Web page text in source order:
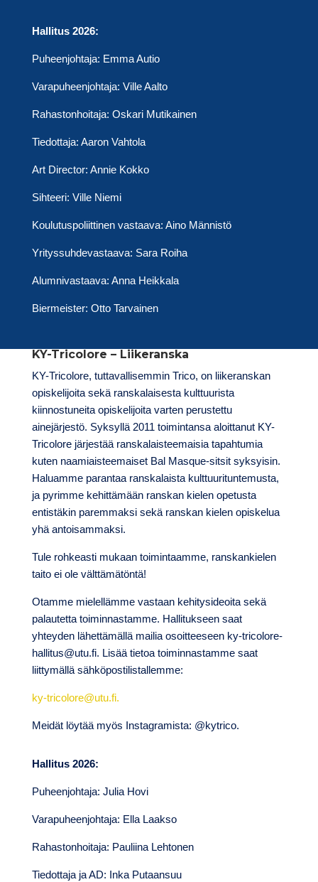
Hallitus 2026:
Puheenjohtaja: Emma Autio
Varapuheenjohtaja: Ville Aalto
Rahastonhoitaja: Oskari Mutikainen
Tiedottaja: Aaron Vahtola
Art Director: Annie Kokko
Sihteeri: Ville Niemi
Koulutuspoliittinen vastaava: Aino Männistö
Yrityssuhdevastaava: Sara Roiha
Alumnivastaava: Anna Heikkala
Biermeister: Otto Tarvainen
KY-Tricolore – Liikeranska
KY-Tricolore, tuttavallisemmin Trico, on liikeranskan
opiskelijoita sekä ranskalaisesta kulttuurista
kiinnostuneita opiskelijoita varten perustettu
ainejärjestö. Syksyllä 2011 toimintansa aloittanut KY-
Tricolore järjestää ranskalaisteemaisia tapahtumia
kuten naamiaisteemaiset Bal Masque-sitsit syksyisin.
Haluamme parantaa ranskalaista kulttuurituntemusta,
ja pyrimme kehittämään ranskan kielen opetusta
entistäkin paremmaksi sekä ranskan kielen opiskelua
yhä antoisammaksi.
Tule rohkeasti mukaan toimintaamme, ranskankielen
taito ei ole välttämätöntä!
Otamme mielellämme vastaan kehitysideoita sekä
palautetta toiminnastamme. Hallitukseen saat
yhteyden lähettämällä mailia osoitteeseen ky-tricolore-
hallitus@utu.fi. Lisää tietoa toiminnastamme saat
liittymällä sähköpostilistallemme:
ky-tricolore@utu.fi.
Meidät löytää myös Instagramista: @kytrico.
Hallitus 2026:
Puheenjohtaja: Julia Hovi
Varapuheenjohtaja: Ella Laakso
Rahastonhoitaja: Pauliina Lehtonen
Tiedottaja ja AD: Inka Putaansuu